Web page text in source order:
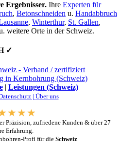
Ergebnisser. Ihre Experten für
, Betonschneiden u. Handabbruch
, Winterthur, St. Gallen,
weitere Orte in der Schweiz.
✓
| Leistungen (Schweiz)
| Über uns
Präzision, zufriedene Kunden & über 27
Erfahrung.
Profi für die Schweiz